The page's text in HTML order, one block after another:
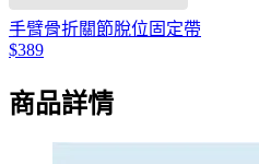
手臂骨折關節脫位固定帶
$389
商品詳情